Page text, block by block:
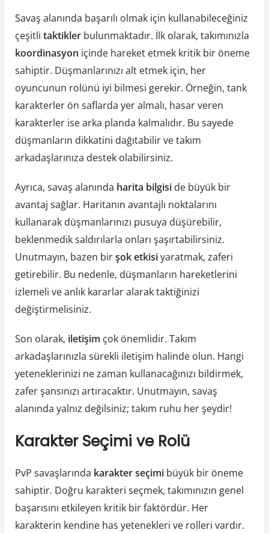
Savaş alanında başarılı olmak için kullanabileceğiniz
çeşitli taktiklerbulunmaktadır. İlk olarak, takımınızla
koordinasyon içinde hareket etmek kritik bir öneme
sahiptir. Düşmanlarınızı alt etmek için, her
oyuncunun rolünü iyi bilmesi gerekir. Örneğin, tank
karakterler ön saflarda yer almalı, hasar veren
karakterler ise arka planda kalmalıdır. Bu sayede
düşmanların dikkatini dağıtabilir ve takım
arkadaşlarınıza destek olabilirsiniz.
Ayrıca, savaş alanında harita bilgiside büyük bir
avantaj sağlar. Haritanın avantajlı noktalarını
kullanarak düşmanlarınızı pusuya düşürebilir,
beklenmedik saldırılarla onları şaşırtabilirsiniz.
Unutmayın, bazen birşok etkisiyaratmak, zaferi
getirebilir. Bu nedenle, düşmanların hareketlerini
izlemeli ve anlık kararlar alarak taktiğinizi
değiştirmelisiniz.
Son olarak, iletişim çok önemlidir. Takım
arkadaşlarınızla sürekli iletişim halinde olun. Hangi
yeteneklerinizi ne zaman kullanacağınızı bildirmek,
zafer şansınızı artıracaktır. Unutmayın, savaş
alanında yalnız değilsiniz; takım ruhu her şeydir!
Karakter Seçimi ve Rolü
PvP savaşlarında karakter seçimibüyük bir öneme
sahiptir. Doğru karakteri seçmek, takımınızın genel
başarısını etkileyen kritik bir faktördür. Her
karakterin kendine has yetenekleri ve rolleri vardır.